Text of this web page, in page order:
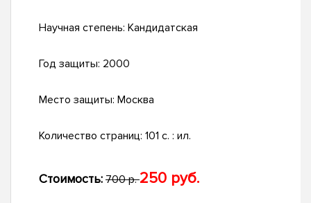
Научная степень: Кандидатская
Год защиты: 2000
Место защиты: Москва
Количество страниц: 101 с. : ил.
Стоимость: 700 р.250 руб.